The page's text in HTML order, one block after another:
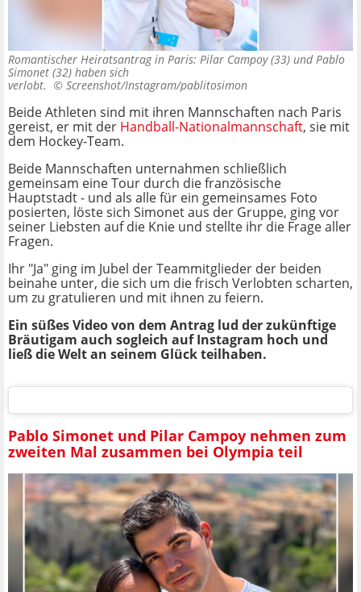
Romantischer Heiratsantrag in Paris: Pilar Campoy (33) und Pablo
Simonet (32) haben sich
verlobt. © Screenshot/Instagram/pablitosimon
Beide Athleten sind mit ihren Mannschaften nach Paris
gereist, er mit der Handball-Nationalmannschaft, sie mit
dem Hockey-Team.
Beide Mannschaften unternahmen schließlich
gemeinsam eine Tour durch die französische
Hauptstadt - und als alle für ein gemeinsames Foto
posierten, löste sich Simonet aus der Gruppe, ging vor
seiner Liebsten auf die Knie und stellte ihr die Frage aller
Fragen.
Ihr "Ja" ging im Jubel der Teammitglieder der beiden
beinahe unter, die sich um die frisch Verlobten scharten,
um zu gratulieren und mit ihnen zu feiern.
Ein süßes Video von dem Antrag lud der zukünftige
Bräutigam auch sogleich auf Instagram hoch und
ließ die Welt an seinem Glück teilhaben.
Pablo Simonet und Pilar Campoy nehmen zum
zweiten Mal zusammen bei Olympia teil